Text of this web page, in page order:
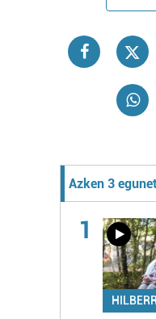
Azken 3
1